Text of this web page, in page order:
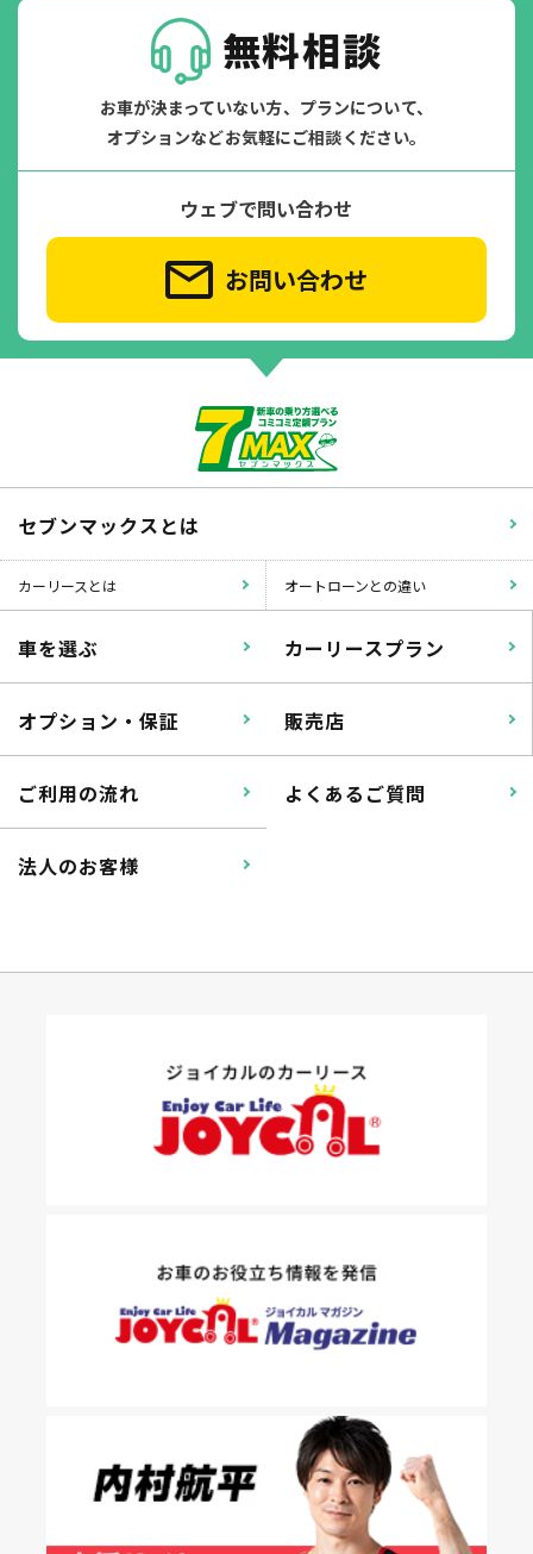
無料相談
お車が決まっていない方、プランについて、
オプションなどお気軽にご相談ください。
ウェブで問い合わせ
お問い合わせ
セブンマックスとは
カーリースとは オートローンとの違い
車を選ぶ カーリースプラン
オプション・保証 販売店
ご利用の流れ よくあるご質問
法人のお客様